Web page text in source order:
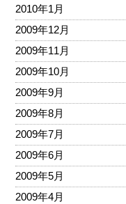
2010年1月
2009年12月
2009年11月
2009年10月
2009年9月
2009年8月
2009年7月
2009年6月
2009年5月
2009年4月